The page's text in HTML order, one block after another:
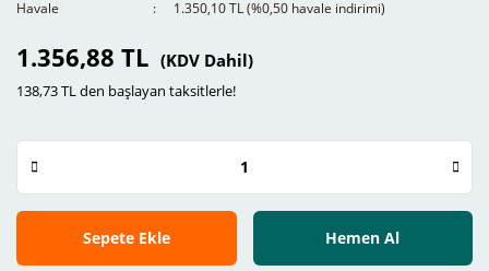
Havale
1.350,10 TL (%0,50 havale indirimi)
1.356,88 TL (KDV Dahil)
138,73 TL den başlayan taksitlerle!
Sepete Ekle Hemen Al